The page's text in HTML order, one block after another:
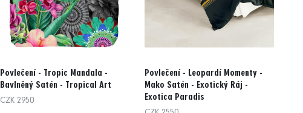
Povlečení - Tropic Mandala -
Bavlněný Satén - Tropical Art
CZK 2950
Povlečení - Leopardí Momenty -
Mako Satén - Exotický Ráj -
Exotica Paradis